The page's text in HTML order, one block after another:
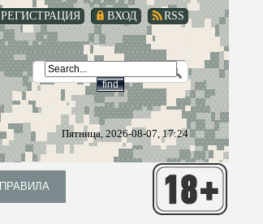
RSS
ВХОД
РЕГИСТРАЦИЯ
Пятница, 2026-08-07, 17:24
ПРАВИЛА